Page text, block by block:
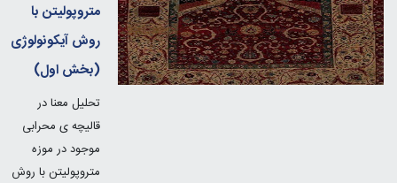
متروپولیتن با
روش آیکونولوژی
(بخش اول)
تحلیل معنا در
قالیچه ی محرابی
موجود در موزه
متروپولیتن با روش